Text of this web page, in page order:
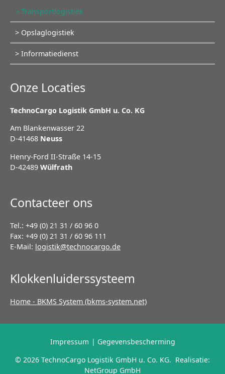
Navigatie
overslaan
Transportlogistiek
Opslaglogistiek
Informatiedienst
Onze Locaties
TechnoCargo Logistik GmbH u. Co. KG
Am Blankenwasser 22
D-41468 Neuss
Henry-Ford II-Straße 14-15
D-42489 Wülfrath
Contacteer ons
Tel.: +49 (0) 21 31 / 60 96 0
Fax: +49 (0) 21 31 / 60 96 111
E-Mail: logistik@technocargo.de
Klokkenluiderssysteem
Home - BKMS System (bkms-system.net)
© 2026 TechnoCargo Logistik GmbH u. Co. KG. Realisatie:
NetGroup GmbH
overslaan
Impressum Gegevensbescherming